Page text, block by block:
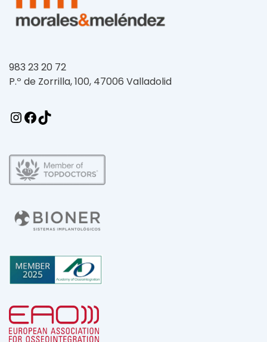
983 23 20 72
P.º de Zorrilla, 100, 47006 Valladolid